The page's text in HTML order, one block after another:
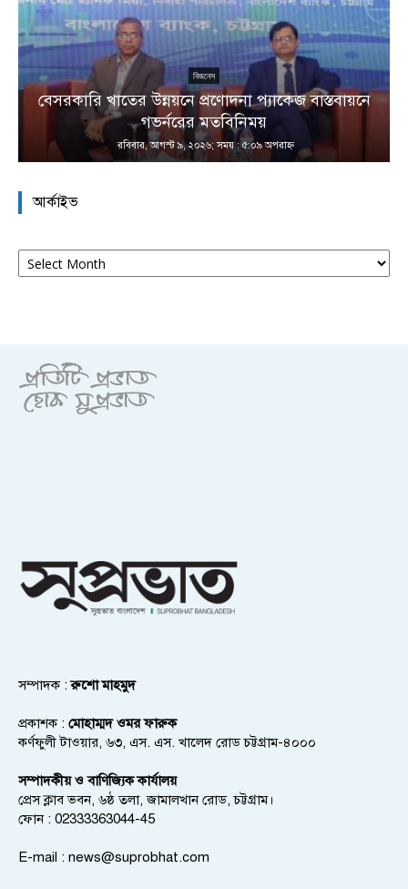
বিজনেস
বেসরকারি খাতের উন্নয়নে প্রণোদনা প্যাকেজ বাস্তবায়নে
গভর্নরের মতবিনিময়
রবিবার, আগস্ট ৯, ২০২৬; সময় : ৫:০৯ অপরাহ্ণ
আর্কাইভ
আর্কাইভ
সম্পাদক :রুশো মাহমুদ
প্রকাশক : মোহাম্মদ ওমর ফারুক
কর্ণফুলী টাওয়ার, ৬৩, এস. এস. খালেদ রোড চট্টগ্রাম-৪০০০
সম্পাদকীয় ও বাণিজ্যিক কার্যালয়
প্রেস ক্লাব ভবন, ৬ষ্ঠ তলা, জামালখান রোড, চট্টগ্রাম।
ফোন : 02333363044-45
E-mail : news@suprobhat.com